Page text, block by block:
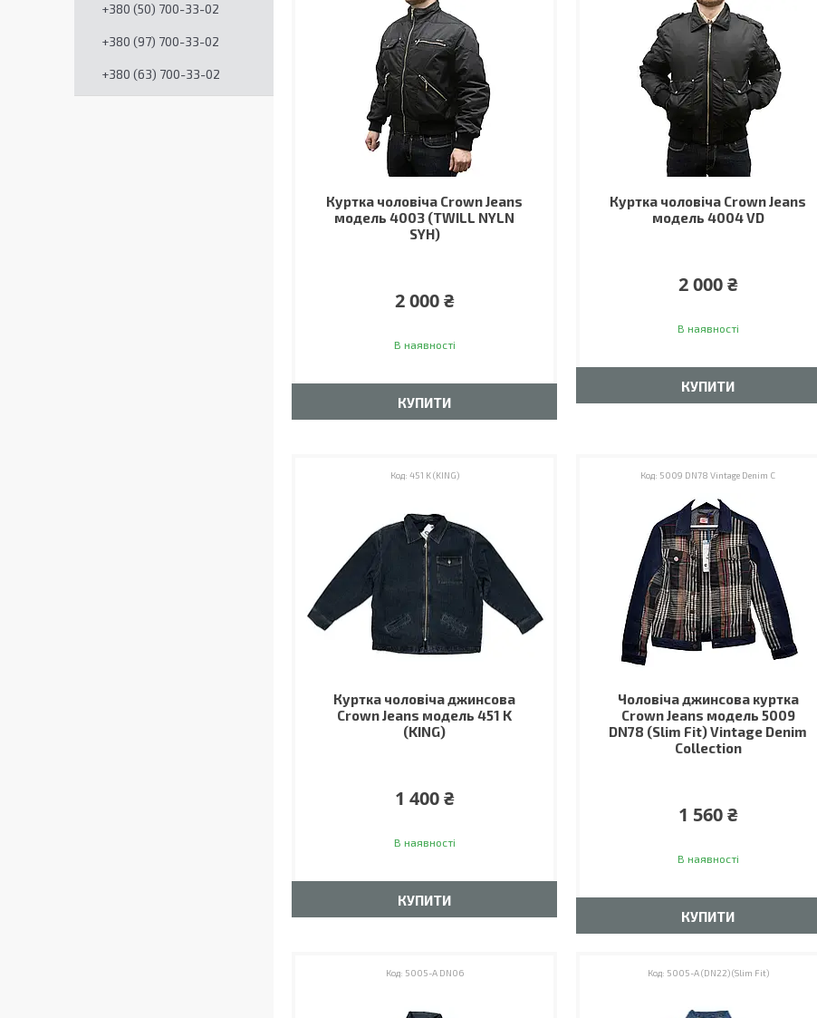
Куртка чоловіча Crown Jeans
модель 4003 (TWILL NYLN
SYH)
2 000 ₴
В наявності
КУПИТИ
Куртка чоловіча Crown Jeans
модель 4004 VD
2 000 ₴
В наявності
КУПИТИ
451 K (KING)
Куртка чоловіча джинсова
Crown Jeans модель 451 K
(KING)
1 400 ₴
В наявності
КУПИТИ
5009 DN78 Vintage Denim C
Чоловіча джинсова куртка
Crown Jeans модель 5009
DN78 (Slim Fit) Vintage Denim
Collection
1 560 ₴
В наявності
КУПИТИ
5005-А DN06 5005-A (DN22) (Slim Fit)
+380 (50) 700-33-02
+380 (97) 700-33-02
+380 (63) 700-33-02